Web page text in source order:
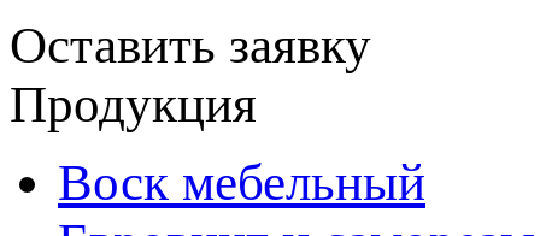
Оставить заявку
Продукция
Воск мебельный